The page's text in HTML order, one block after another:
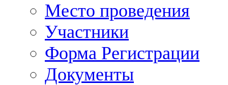
Место проведения
Участники
Форма Регистрации
Документы